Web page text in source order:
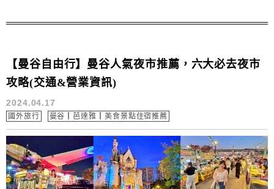
【曼谷自由行】曼谷人氣夜市推薦，六大必去夜市
攻略(交通&營業資訊)
2024.04.17
國外旅行 曼谷┃芭達雅┃美食景點住宿推薦